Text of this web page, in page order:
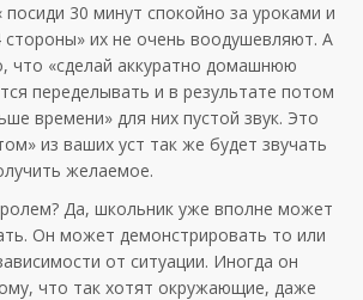
30 минут спокойно за уроками и
их не очень воодушевляют. А
что «сделай аккуратно домашнюю
переделывать и в результате потом
времени» для них пустой звук. Это
из ваших уст так же будет звучать
желаемое.
Да, школьник уже вполне может
Он может демонстрировать то или
от ситуации. Иногда он
что так хотят окружающие, даже